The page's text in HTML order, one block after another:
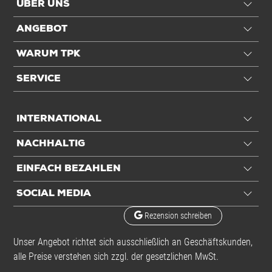
Temperaturbeständigkeit
Anwendung
Optimale Verarbeitung
Raumtemperatur 18 - 21°
Einheiten
Einheiten
Handabroller
ÜBER UNS
ANGEBOT
WARUM TPK
SERVICE
INTERNATIONAL
NACHHALTIG
EINFACH BEZAHLEN
SOCIAL MEDIA
Rezension schreiben
Unser Angebot richtet sich ausschließlich an Geschäftskunden,
alle Preise verstehen sich zzgl. der gesetzlichen MwSt.